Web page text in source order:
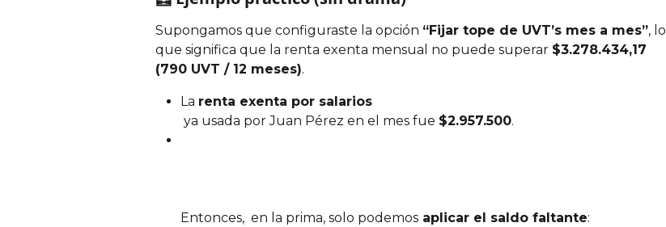
Supongamos que configuraste la opción “Fijar tope de UVT’s mes a mes”, lo
que significa que la renta exenta mensual no puede superar $3.278.434,17
(790 UVT / 12 meses).
La renta exenta por salarios
ya usada por Juan Pérez en el mes fue $2.957.500.
Entonces,  en la prima, solo podemos aplicar el saldo faltante: